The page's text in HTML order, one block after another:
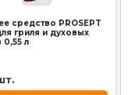
средство PROSEPT
гриля и духовых
л